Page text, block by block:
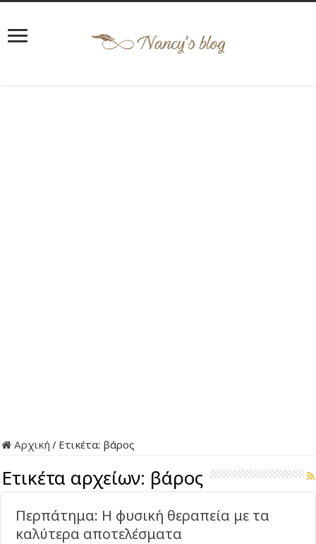
Αρχική / Ετικέτα: βάρος
Ετικέτα αρχείων: βάρος
Περπάτημα: Η φυσική θεραπεία με τα
καλύτερα αποτελέσματα